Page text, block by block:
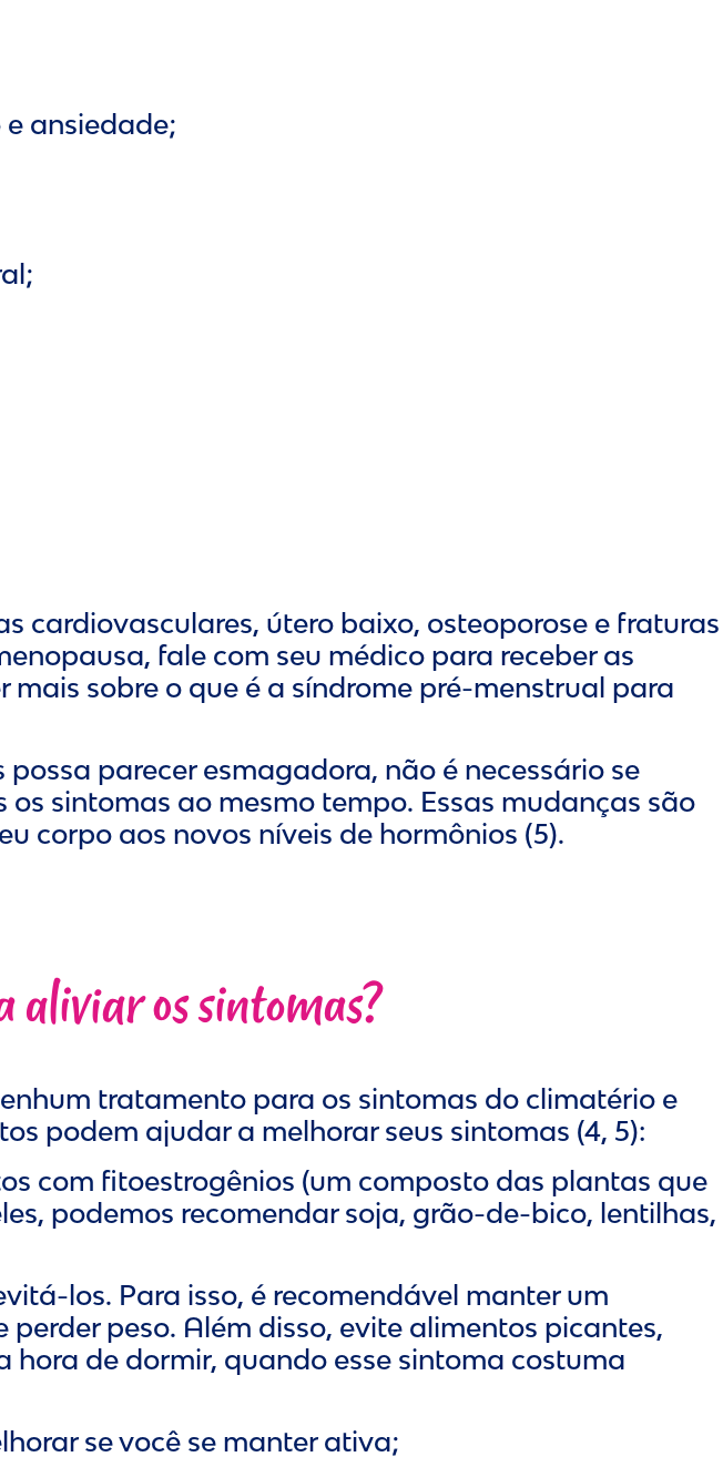
ansiedade;
cardiovasculares, útero baixo, osteoporose e fraturas
fale com seu médico para receber as
sobre o que é a síndrome pré-menstrual para
parecer esmagadora, não é necessário se
sintomas ao mesmo tempo. Essas mudanças são
corpo aos novos níveis de hormônios (5).
aliviar os sintomas?
tratamento para os sintomas do climatério e
podem ajudar a melhorar seus sintomas (4, 5):
com fitoestrogênios (um composto das plantas que
podemos recomendar soja, grão-de-bico, lentilhas,
los. Para isso, é recomendável manter um
peso. Além disso, evite alimentos picantes,
de dormir, quando esse sintoma costuma
se você se manter ativa;